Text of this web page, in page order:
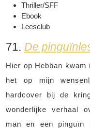
Thriller/SFF
Ebook
Leesclub
71. De
Hier op Hebban
het op mijn
hardcover bij de
wonderlijke verhaal
man en een pinguïn